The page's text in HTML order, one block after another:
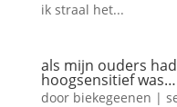
ik straal het...
als mijn ouders
hoogsensitief was…
door biekegeenen |